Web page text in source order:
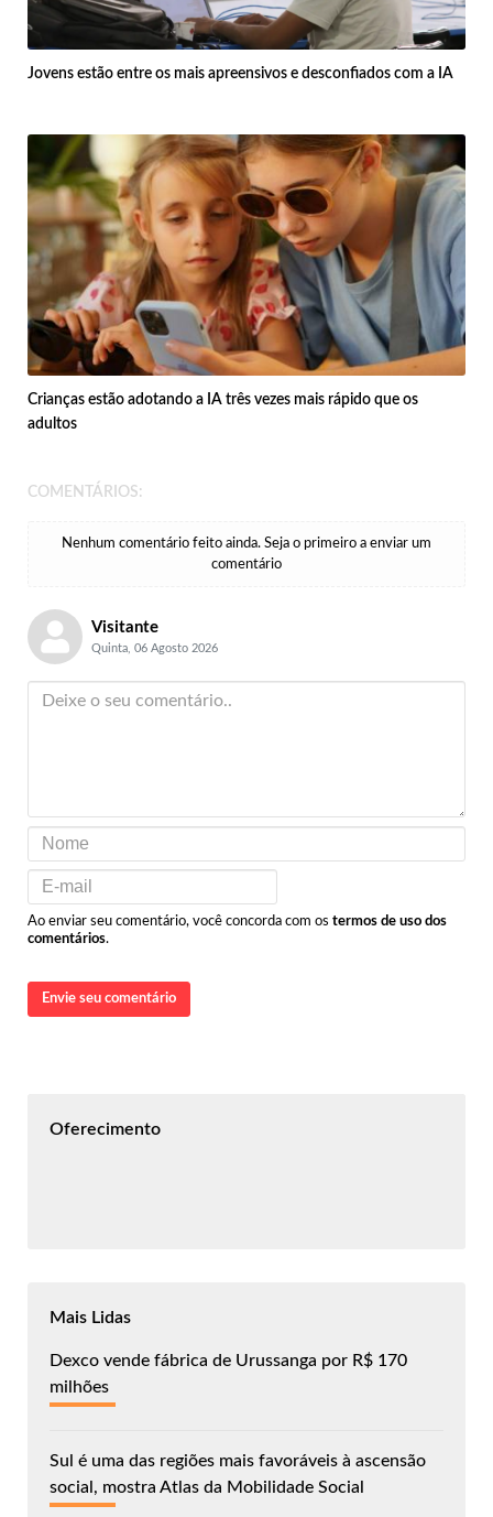
Jovens estão entre os mais apreensivos e desconfiados com a IA
Crianças estão adotando a IA três vezes mais rápido que os
adultos
COMENTÁRIOS:
Nenhum comentário feito ainda. Seja o primeiro a enviar um
comentário
Visitante
Quinta, 06 Agosto 2026
Ao enviar seu comentário, você concorda com os termos de uso dos
comentários.
Envie seu comentário
Oferecimento
Mais Lidas
Dexco vende fábrica de Urussanga por R$ 170
milhões
Sul é uma das regiões mais favoráveis à ascensão
social, mostra Atlas da Mobilidade Social